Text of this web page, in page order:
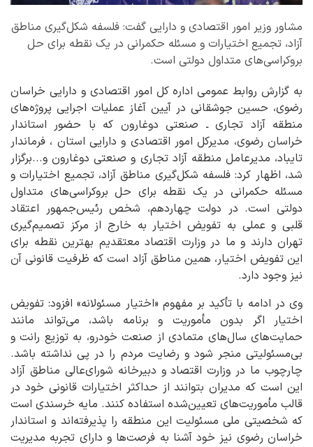
مشاور وزیر امور اقتصادی و دارایی گفت: فلسفه شکل‌گیری مناطق
آزاد، تجمیع اختیارات و مسئله حکمرانی در یک نقطه برای حل
بروکراسی‌های متداول دولتی است.
به گزارش روابط عمومی اداره کل امور اقتصادی و دارایی خراسان
رضوی، حسین جوشقانی در آیین آغاز عملیات اجرایی پروژه‌های
منطقه آزاد تجاری ـ صنعتی دوغارون که با حضور استاندار
خراسان رضوی، مدیرکل امور اقتصادی و دارایی استان ، فرماندار
تایباد، مدیرعامل منطقه آزاد تجاری و صنعتی دوغارون و...برگزار
شد، اظهار کرد: فلسفه شکل‌گیری مناطق آزاد، تجمیع اختیارات و
مسئله حکمرانی در یک نقطه برای حل بروکراسی‌های متداول
دولتی است. در دولت چهاردهم، شخص رئیس‌جمهور اعتقاد
قلبی و عملی به تفویض اختیار به خارج از مرکز تصمیم‌گیری
تهران دارند و ما در وزارت اقتصاد معتقدیم بهترین نقطه برای
این تفویض اختیار، همین مناطق آزاد است که ظرفیت قانونی آن
نیز وجود دارد.
وی در ادامه با تأکید بر مفهوم «اختیار مسئولانه» افزود: تفویض
اختیار اگر بدون مأموریت و برنامه باشد، می‌تواند مانند
حمایت‌های سال‌های متمادی از صنعت خودرو، به توزیع رانت و
بی‌مسئولیتی منجر شود و رضایت مردم را در پی نداشته باشد.
چارچوب ما در وزارت اقتصاد و دبیرخانه شورای‌عالی مناطق آزاد
این است که مدیران بتوانند از حداکثر اختیارات قانونی خود در
قالب مأموریت‌های تعیین‌شده استفاده کنند. مایه خرسندی است
که شخصیتی ملی مسئولیت این منطقه را پذیرفته‌اند و استاندار
خراسان رضوی نیز خود آشنا به فرصت‌ها و دارای تجربه مدیریت